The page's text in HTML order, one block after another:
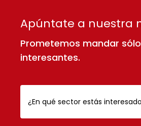
Apúntate a nuestra
Prometemos mandar
interesantes.
¿En qué sector estás